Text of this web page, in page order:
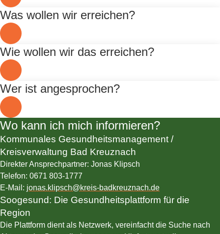
Was wollen wir erreichen?
Wie wollen wir das erreichen?
Wer ist angesprochen?
Wo kann ich mich informieren?
© Kreisverwaltung Bad Kreuznach
Kommunales Gesundheitsmanagement /
Kreisverwaltung Bad Kreuznach
Direkter Ansprechpartner: Jonas Klipsch
Telefon: 0671 803-1777
E-Mail: jonas.klipsch@kreis-badkreuznach.de
© soogesund
Soogesund: Die Gesundheitsplattform für die
Region
Die Plattform dient als Netzwerk, vereinfacht die Suche nach